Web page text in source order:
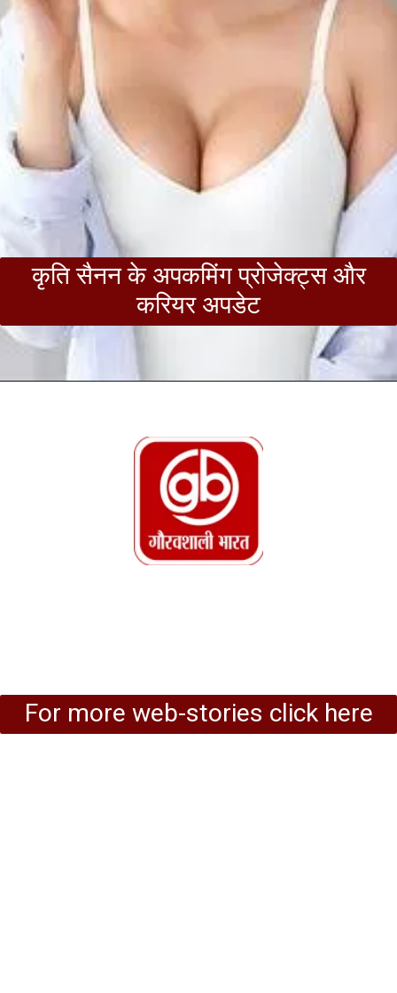
कृति सैनन के अपकमिंग प्रोजेक्ट्स और
करियर अपडेट
For more web-stories click here